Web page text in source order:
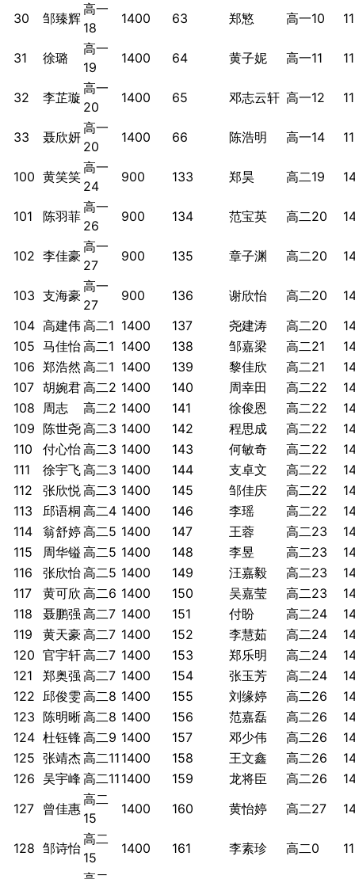
30 邹臻辉
高一
18
1400 63 郑慜 高一10
31 徐璐
高一
19
1400 64 黄子妮 高一11
32 李芷璇
高一
20
1400 65 邓志云轩 高一12
33 聂欣妍
高一
20
1400 66 陈浩明 高一14
100 黄笑笑
高一
24
900 133 郑昊 高二19
101 陈羽菲
高一
26
900 134 范宝英 高二20
102 李佳豪
高一
27
900 135 章子渊 高二20
103 支海豪
高一
27
900 136 谢欣怡 高二20
104 高建伟高二1 1400 137 尧建涛 高二20
105 马佳怡高二1 1400 138 邹嘉梁 高二21
106 郑浩然 高二1 1400 139 黎佳欣 高二21
107 胡婉君高二2 1400 140 周幸田 高二22
108 周志 高二2 1400 141 徐俊恩 高二22
109 陈世尧高二3 1400 142 程思成 高二22
110
付心怡高二3 1400 143 何敏奇 高二22
111
徐宇飞高二3 1400 144 支卓文 高二22
112
张欣悦高二3 1400 145 邹佳庆 高二22
113
邱语桐 高二4 1400 146 李瑶 高二22
114
翁舒婷高二5 1400 147 王蓉 高二23
115
周华镒 高二5 1400 148 李昱 高二23
116
张欣怡高二5 1400 149 汪嘉毅 高二23
117
黄可欣 高二6 1400 150 吴嘉莹 高二23
118
聂鹏强 高二7 1400 151 付盼 高二24
119
黄天豪 高二7 1400 152 李慧茹 高二24
120 官宇轩高二7 1400 153 郑乐明 高二24
121
郑奥强 高二7 1400 154 张玉芳 高二24
122 邱俊雯 高二8 1400 155 刘缘婷 高二26
123 陈明晰高二8 1400 156 范嘉磊 高二26
124 杜钰锋高二9 1400 157 邓少伟 高二26
125 张靖杰高二11 1400 158 王文鑫 高二26
126 吴宇峰 高二11 1400 159 龙将臣 高二26
127 曾佳惠
高二
15
1400 160 黄怡婷 高二27
128 邹诗怡
高二
15
1400 161 李素珍 高二0